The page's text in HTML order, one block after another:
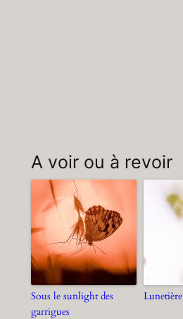
A voir ou à revoir
Sous le sunlight des
garrigues
Lunetière